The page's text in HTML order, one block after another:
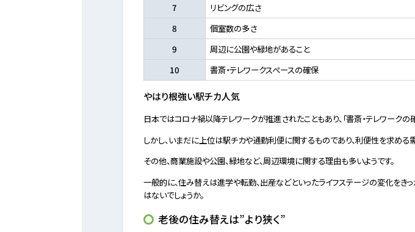
7
リビングの広さ
8
個室数の多さ
9
周辺に公園や緑地があること
10
書斎・テレワークスペースの確保
やはり根強い駅チカ人気
日本ではコロナ禍以降テレワークが推進されたこともあり、「書斎・テレワークの
しかし、いまだに上位は駅チカや通勤利便に関するものであり、利便性を求める
その他、商業施設や公園、緑地など、周辺環境に関する理由も多いようです。
一般的に、住み替えは進学や転勤、出産などといったライフステージの変化をき
はないでしょうか。
老後の住み替えは”より狭く”